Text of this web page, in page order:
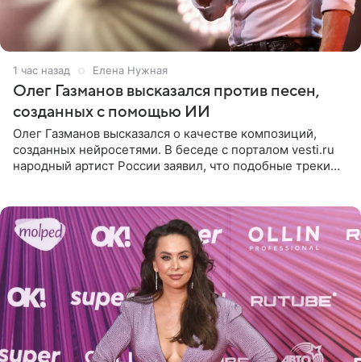
1 час назад Елена Нужная
Олег Газманов высказался против песен,
созданных с помощью ИИ
Олег Газманов высказался о качестве композиций,
созданных нейросетями. В беседе с порталом vesti.ru
народный артист России заявил, что подобные треки